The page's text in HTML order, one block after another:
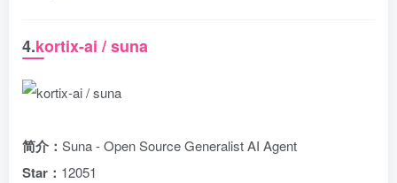
4.kortix-ai / suna
简介： Suna - Open Source Generalist AI Agent
Star： 12051